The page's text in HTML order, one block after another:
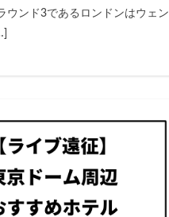
ウンド3であるロンドンはウェン